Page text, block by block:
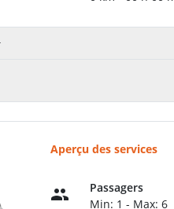
Aperçu des services
Passagers
Min: 1 - Max: 6